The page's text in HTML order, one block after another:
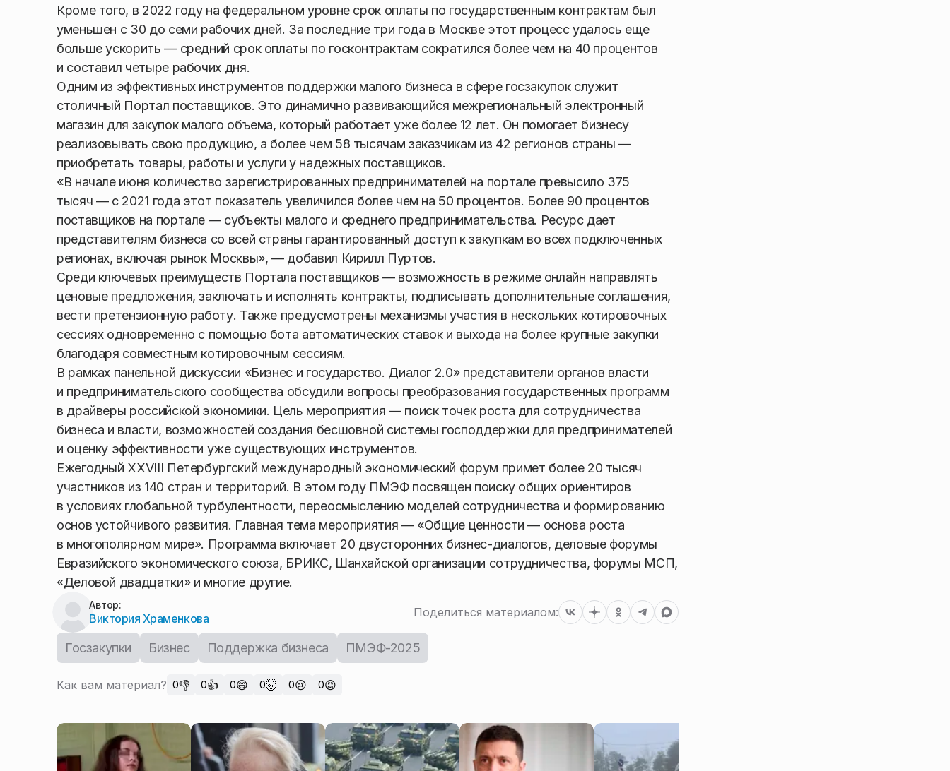
Кроме того, в 2022 году на федеральном уровне срок оплаты по государственным контрактам был
уменьшен с 30 до семи рабочих дней. За последние три года в Москве этот процесс удалось еще
больше ускорить — средний срок оплаты по госконтрактам сократился более чем на 40 процентов
и составил четыре рабочих дня.
Одним из эффективных инструментов поддержки малого бизнеса в сфере госзакупок служит
столичный Портал поставщиков. Это динамично развивающийся межрегиональный электронный
магазин для закупок малого объема, который работает уже более 12 лет. Он помогает бизнесу
реализовывать свою продукцию, а более чем 58 тысячам заказчикам из 42 регионов страны —
приобретать товары, работы и услуги у надежных поставщиков.
«В начале июня количество зарегистрированных предпринимателей на портале превысило 375
тысяч — с 2021 года этот показатель увеличился более чем на 50 процентов. Более 90 процентов
поставщиков на портале — субъекты малого и среднего предпринимательства. Ресурс дает
представителям бизнеса со всей страны гарантированный доступ к закупкам во всех подключенных
регионах, включая рынок Москвы», — добавил Кирилл Пуртов.
Среди ключевых преимуществ Портала поставщиков — возможность в режиме онлайн направлять
ценовые предложения, заключать и исполнять контракты, подписывать дополнительные соглашения,
вести претензионную работу. Также предусмотрены механизмы участия в нескольких котировочных
сессиях одновременно с помощью бота автоматических ставок и выхода на более крупные закупки
благодаря совместным котировочным сессиям.
В рамках панельной дискуссии «Бизнес и государство. Диалог 2.0» представители органов власти
и предпринимательского сообщества обсудили вопросы преобразования государственных программ
в драйверы российской экономики. Цель мероприятия — поиск точек роста для сотрудничества
бизнеса и власти, возможностей создания бесшовной системы господдержки для предпринимателей
и оценку эффективности уже существующих инструментов.
Ежегодный XXVIII Петербургский международный экономический форум примет более 20 тысяч
участников из 140 стран и территорий. В этом году ПМЭФ посвящен поиску общих ориентиров
в условиях глобальной турбулентности, переосмыслению моделей сотрудничества и формированию
основ устойчивого развития. Главная тема мероприятия — «Общие ценности — основа роста
в многополярном мире». Программа включает 20 двусторонних бизнес-диалогов, деловые форумы
Евразийского экономического союза, БРИКС, Шанхайской организации сотрудничества, форумы МСП,
«Деловой двадцатки» и многие другие.
Автор:
Виктория Храменкова Поделиться материалом:
Госзакупки Бизнес Поддержка бизнеса ПМЭФ-2025
Как вам материал? 0👎 0👍 0😄 0🤯 0😢 0😡